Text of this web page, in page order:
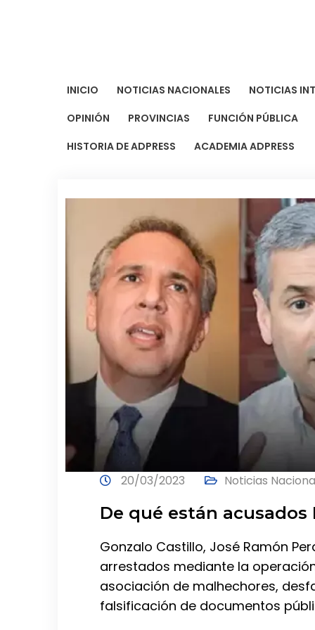
INICIO NOTICIAS NACIONALES NOTICIAS
OPINIÓN
PROVINCIAS FUNCIÓN PÚBLICA
HISTORIA DE ADPRESS
ACADEMIA ADPRESS
20/03/2023 Noticias
De qué están acusados
Gonzalo Castillo, José Ramón
arrestados mediante la
asociación de malhechores,
falsificación de documentos